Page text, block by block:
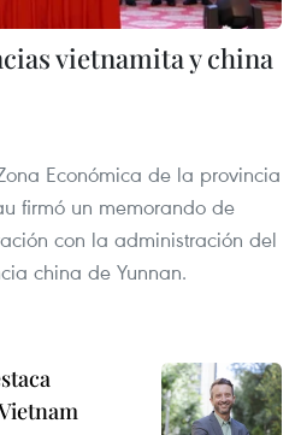
vietnamita y china
Económica de la provincia
firmó un memorando de
con la administración del
china de Yunnan.